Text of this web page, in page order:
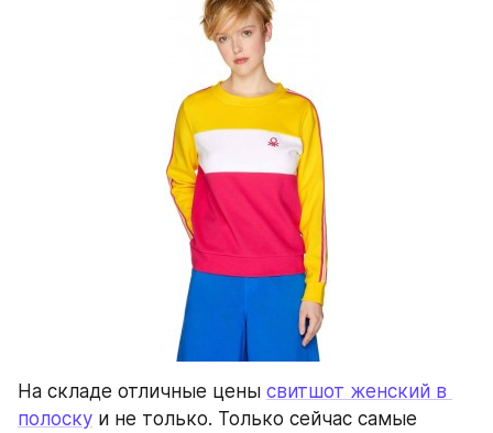
На складе отличные цены свитшот женский в
полоску и не только. Только сейчас самые